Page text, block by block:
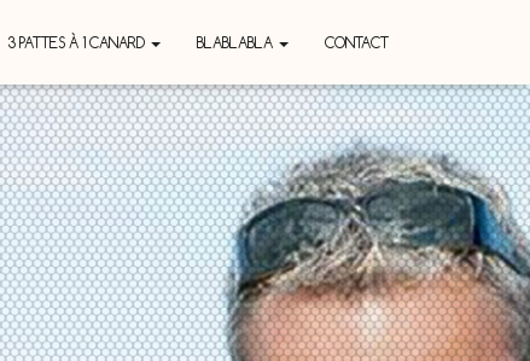
3 PATTES À 1 CANARD BLABLABLA CONTACT